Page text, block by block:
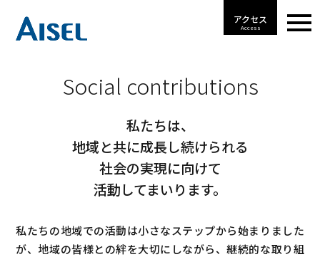
アクセス
Access
Social contributions
私たちは、
地域と共に成長し続けられる
社会の実現に向けて
活動してまいります。
私たちの地域での活動は小さなステップから始まりました
が、地域の皆様との絆を大切にしながら、継続的な取り組